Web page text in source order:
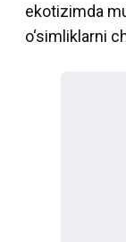
ekotizimda
o‘simliklarni